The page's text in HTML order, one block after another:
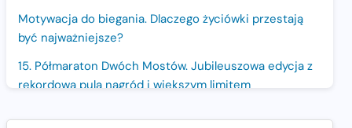
Motywacja do biegania. Dlaczego życiówki przestają
być najważniejsze?
15. Półmaraton Dwóch Mostów. Jubileuszowa edycja z
rekordową pulą nagród i większym limitem